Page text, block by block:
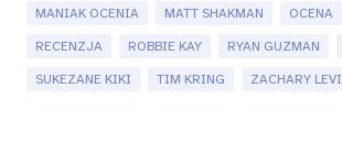
MANIAK OCENIA MATT SHAKMAN OCENA
RECENZJA ROBBIE KAY RYAN GUZMAN
SUKEZANE KIKI TIM KRING ZACHARY LEVI